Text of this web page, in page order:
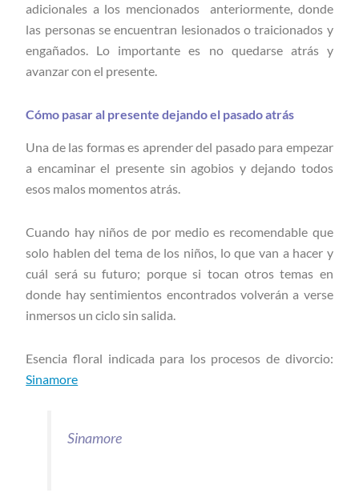
adicionales a los mencionados anteriormente, donde
las personas se encuentran lesionados o traicionados y
engañados. Lo importante es no quedarse atrás y
avanzar con el presente.
Cómo pasar al presente dejando el pasado atrás
Una de las formas es aprender del pasado para empezar
a encaminar el presente sin agobios y dejando todos
esos malos momentos atrás.
Cuando hay niños de por medio es recomendable que
solo hablen del tema de los niños, lo que van a hacer y
cuál será su futuro; porque si tocan otros temas en
donde hay sentimientos encontrados volverán a verse
inmersos un ciclo sin salida.
Esencia floral indicada para los procesos de divorcio:
Sinamore
Sinamore